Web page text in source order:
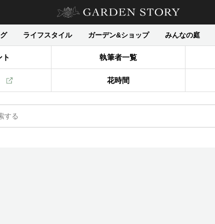
ライフスタイル ガーデン&ショップ みんなの庭
執筆者一覧
花時間